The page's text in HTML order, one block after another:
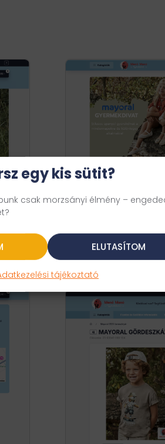
egy kis sütit?
csak morzsányi élmény – engeded,
tájékoztató